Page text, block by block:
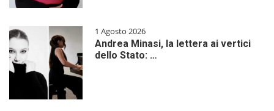
1 Agosto 2026
Andrea Minasi, la lettera ai vertici
dello Stato: …